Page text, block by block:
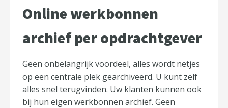
Online werkbonnen
archief per opdrachtgever
Geen onbelangrijk voordeel, alles wordt netjes
op een centrale plek gearchiveerd. U kunt zelf
alles snel terugvinden. Uw klanten kunnen ook
bij hun eigen werkbonnen archief. Geen